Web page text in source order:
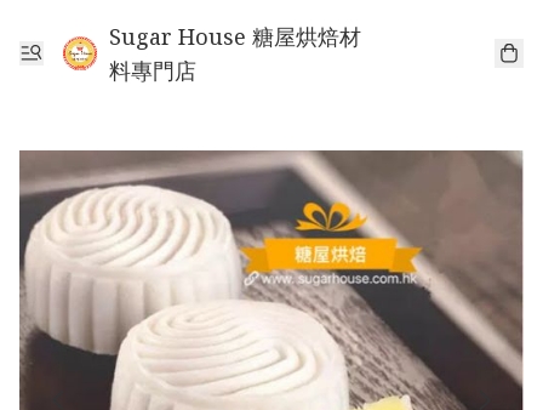
Sugar House 糖屋烘焙材
料專門店